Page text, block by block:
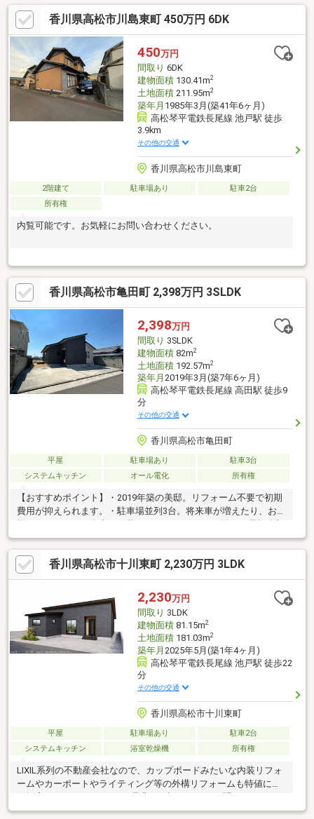
いたスペース。ご自身のライフスタイルや事業内容に合わせて、
お好きな空間へと生まれ変わらせることができます。＜２階居住
部分の特徴＞・重厚感のある木製建具を採用・収納豊富な大型造
作キッチン・カップボード・吊戸棚を多数設置・季節用品の収納
に便利な屋根裏収納・木の温もりを感じる上質な内装・メーター
モジュールのバリアフリー設計是非一度ご見学ください！
香川県高松市川島東町 450万円 6DK
450万円
間取り 6DK
建物面積130.41m2
土地面積211.95m2
築年月 1985年3月(築41年6ヶ月)
高松琴平電鉄長尾線 池戸駅 徒歩
3.9km
その他の交通
香川県高松市川島東町
2階建て 駐車場あり
駐車2台
所有権
内覧可能です。お気軽にお問い合わせください。
香川県高松市亀田町 2,398万円 3SLDK
2,398万円
間取り 3SLDK
建物面積82m2
土地面積192.57m2
築年月 2019年3月(築7年6ヶ月)
高松琴平電鉄長尾線 高田駅 徒歩9
分
その他の交通
香川県高松市亀田町
平屋 駐車場あり
駐車3台
システムキッチン
オール電化 所有権
【おすすめポイント】・2019年築の美邸。リフォーム不要で初期
費用が抑えられます。・駐車場並列3台。将来車が増えたり、お客
屋付き。収納多く、趣味の多い方でも快適に生活いただけま
す。・ご家族の様子を見ながら料理できるカウンターキッチンで
す。・南には庭付き。ガーデニングも楽しめます。
香川県高松市十川東町 2,230万円 3LDK
2,230万円
間取り 3LDK
建物面積81.15m2
土地面積181.03m2
築年月 2025年5月(築1年4ヶ月)
高松琴平電鉄長尾線 池戸駅 徒歩22
分
その他の交通
香川県高松市十川東町
平屋 駐車場あり
駐車2台
システムキッチン
浴室乾燥機 所有権
LIXIL系列の不動産会社なので、カップボードみたいな内装リフォ
ームやカーポートやライティング等の外構リフォームも特値にて
ご提案させていただきます♪是非、お話だけでもお聞きいただきた
いです！住宅ローンのご相談もお気軽におっしゃってくださいま